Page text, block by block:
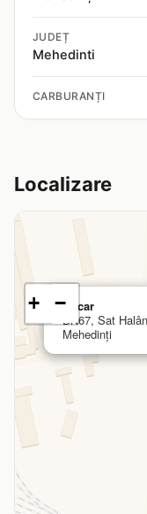
JUDEȚ
Mehedinti
CARBURANȚI
Localizare
Oscar
DN67, Sat
Mehedinți
+ −